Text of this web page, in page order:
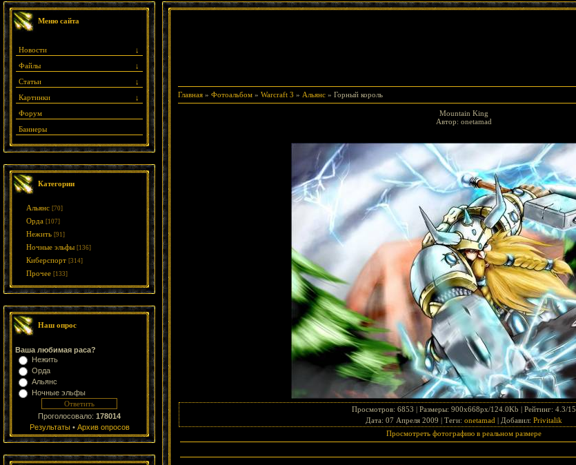
Меню сайта
↓
Новости
↓
Файлы
↓
Статьи
↓
Картинки
Форум
Баннеры
Категории
Альянс [70]
Орда [107]
Нежить [91]
Ночные эльфы [136]
Киберспорт [314]
Прочее [133]
Наш опрос
Ваша любимая раса?
Нежить
Орда
Альянс
Ночные эльфы
Проголосовало: 178014
Результаты• Архив опросов
Главная » Фотоальбом » Warcraft 3 » Альянс » Горный король
Mountain King
Автор: onetamad
Просмотров: 6853 | Размеры: 900x668px/124.0Kb | Рейтинг: 4.3/15
Дата: 07 Апреля 2009 | Теги: onetamad | Добавил: Privitalik
Просмотреть фотографию в реальном размере